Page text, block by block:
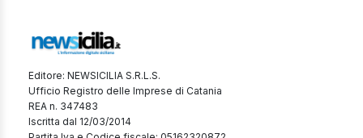
Editore: NEWSICILIA S.R.L.S.
Ufficio Registro delle Imprese di Catania
REA n. 347483
Iscritta dal 12/03/2014